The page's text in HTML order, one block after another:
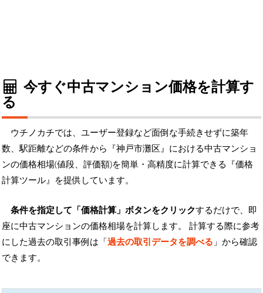
今すぐ中古マンション価格を計算す
る
ウチノカチでは、ユーザー登録など面倒な手続きせずに築年
数、駅距離などの条件から『神戸市灘区』における中古マンショ
ンの価格相場(値段、評価額)を簡単・高精度に計算できる『価格
計算ツール』を提供しています。
条件を指定して「価格計算」ボタンをクリックするだけで、即
座に中古マンションの価格相場を計算します。 計算する際に参考
にした過去の取引事例は「過去の取引データを調べる 」から確認
できます。